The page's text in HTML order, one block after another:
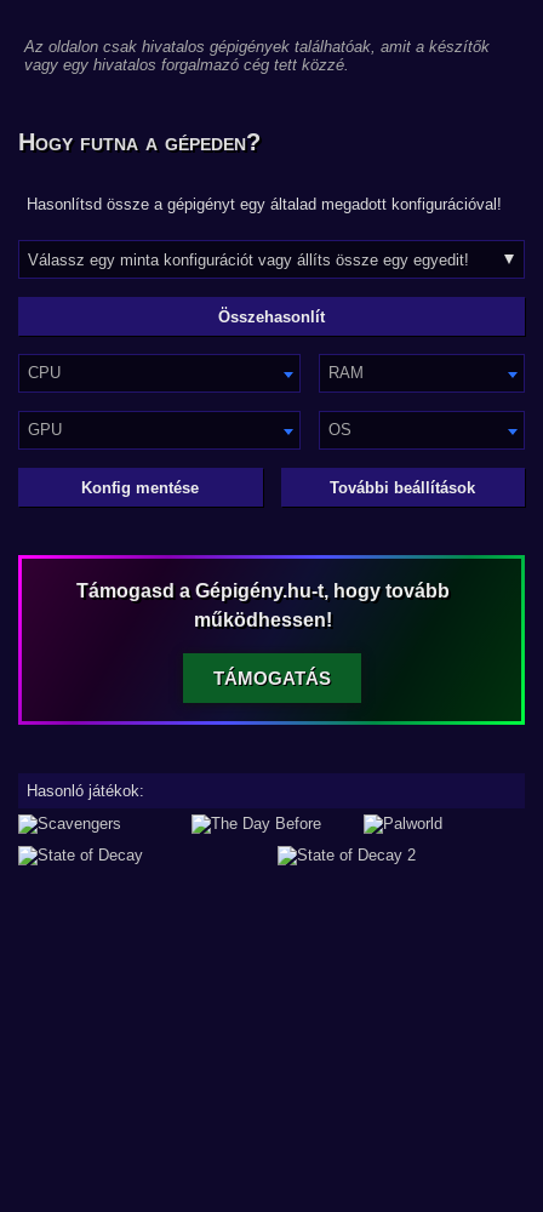
Az oldalon csak hivatalos gépigények találhatóak, amit a készítők
vagy egy hivatalos forgalmazó cég tett közzé.
Hogy futna a gépeden?
Hasonlítsd össze a gépigényt egy általad megadott konfigurációval!
CPU RAM
GPU OS
Konfig mentése További beállítások
Támogasd a Gépigény.hu-t, hogy tovább
működhessen!
TÁMOGATÁS
Hasonló játékok: